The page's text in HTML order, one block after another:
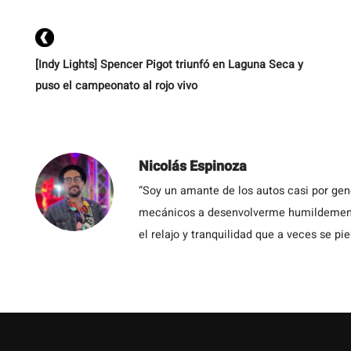
[Indy Lights] Spencer Pigot triunfó en Laguna Seca y
puso el campeonato al rojo vivo
Nicolás Espinoza
“Soy un amante de los autos casi por
mecánicos a desenvolverme
el relajo y tranquilidad que a veces se